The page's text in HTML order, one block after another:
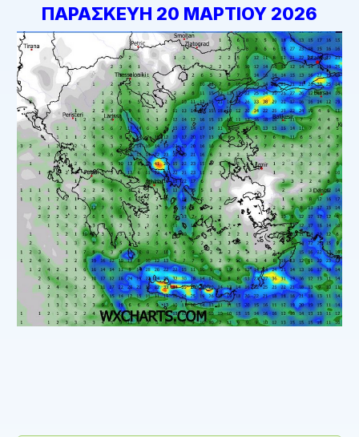
ΠΑΡΑΣΚΕΥΗ 20 ΜΑΡΤΙΟΥ 2026